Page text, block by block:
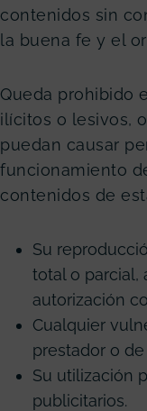
contenidos sin
la buena fe y el
Queda prohibido
ilícitos o lesivos,
puedan causar
funcionamiento
contenidos de
Su
total o parcial,
autorización
Cualquier
prestador o
Su utilización
publicitarios.